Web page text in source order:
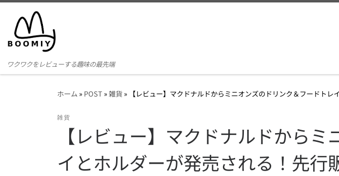
コンテンツへスキップ
ワクワクをレビューする趣味の最先端
ホーム » POST »雑貨» 【レビュー】マクドナルドからミニオンズのドリンク＆フードト
雑貨
【レビュー】マクドナルドから
イとホルダーが発売される！先行